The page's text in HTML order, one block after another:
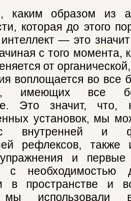
каким образом из
которая до этого
— это
с того момента,
от
воплощается во все
имеющих все
Это значит, что,
установок, мы
внутренней и
рефлексов, также
и первые
с необходимостью
в пространстве и
использовали